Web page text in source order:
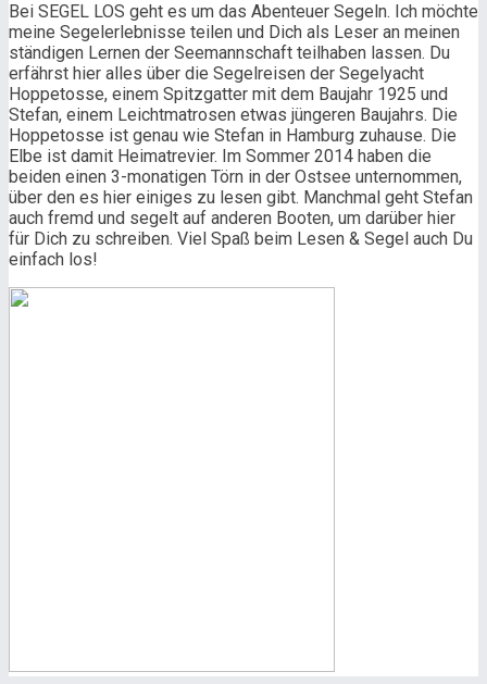
Bei SEGEL LOS geht es um das Abenteuer Segeln. Ich möchte
meine Segelerlebnisse teilen und Dich als Leser an meinen
ständigen Lernen der Seemannschaft teilhaben lassen. Du
erfährst hier alles über die Segelreisen der Segelyacht
Hoppetosse, einem Spitzgatter mit dem Baujahr 1925 und
Stefan, einem Leichtmatrosen etwas jüngeren Baujahrs. Die
Hoppetosse ist genau wie Stefan in Hamburg zuhause. Die
Elbe ist damit Heimatrevier. Im Sommer 2014 haben die
beiden einen 3-monatigen Törn in der Ostsee unternommen,
über den es hier einiges zu lesen gibt. Manchmal geht Stefan
auch fremd und segelt auf anderen Booten, um darüber hier
für Dich zu schreiben. Viel Spaß beim Lesen & Segel auch Du
einfach los!